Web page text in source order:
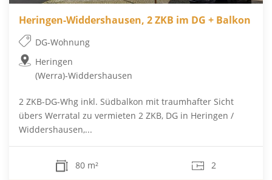
Heringen-Widdershausen, 2 ZKB im DG + Balkon
DG-Wohnung
Heringen
(Werra)-Widdershausen
2 ZKB-DG-Whg inkl. Südbalkon mit traumhafter Sicht
übers Werratal zu vermieten 2 ZKB, DG in Heringen /
Widdershausen,...
80 m² 2